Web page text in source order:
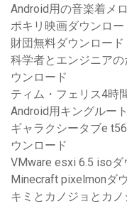
Android用の音楽着メ
ポキリ映画ダウンロー
財団無料ダウンロード
科学者とエンジニア
ウンロード
ティム・フェリス4時
Android用キングルー
ギャラクシータブe
ウンロード
VMware esxi 6.5 isoダ
Minecraft pixelmonダ
キミとカノジョとカ